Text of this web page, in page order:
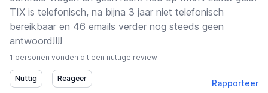
TIX is telefonisch, na bijna 3 jaar niet telefonisch
bereikbaar en 46 emails verder nog steeds geen
antwoord!!!!
1 personen vonden dit een nuttige review
Rapporteer